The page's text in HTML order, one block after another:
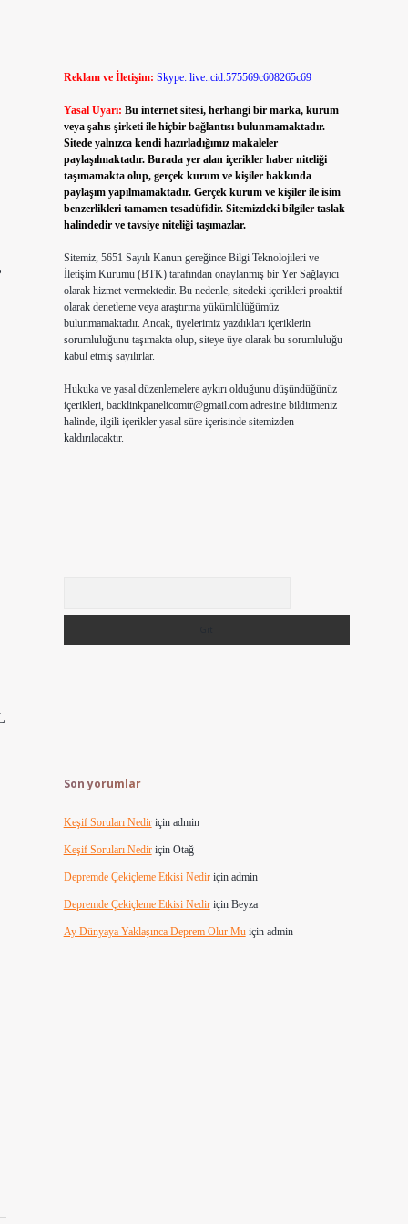
Reklam ve İletişim: Skype: live:.cid.575569c608265c69
Yasal Uyarı: Bu internet sitesi, herhangi bir marka, kurum
veya şahıs şirketi ile hiçbir bağlantısı bulunmamaktadır.
Sitede yalnızca kendi hazırladığımız makaleler
paylaşılmaktadır. Burada yer alan içerikler haber niteliği
taşımamakta olup, gerçek kurum ve kişiler hakkında
paylaşım yapılmamaktadır. Gerçek kurum ve kişiler ile isim
benzerlikleri tamamen tesadüfidir. Sitemizdeki bilgiler taslak
halindedir ve tavsiye niteliği taşımazlar.
Sitemiz, 5651 Sayılı Kanun gereğince Bilgi Teknolojileri ve
İletişim Kurumu (BTK) tarafından onaylanmış bir Yer Sağlayıcı
olarak hizmet vermektedir. Bu nedenle, sitedeki içerikleri proaktif
olarak denetleme veya araştırma yükümlülüğümüz
bulunmamaktadır. Ancak, üyelerimiz yazdıkları içeriklerin
sorumluluğunu taşımakta olup, siteye üye olarak bu sorumluluğu
kabul etmiş sayılırlar.
Hukuka ve yasal düzenlemelere aykırı olduğunu düşündüğünüz
içerikleri, backlinkpanelicomtr@gmail.comadresine bildirmeniz
halinde, ilgili içerikler yasal süre içerisinde sitemizden
kaldırılacaktır.
Son yorumlar
Keşif Soruları Nediriçin admin
Keşif Soruları Nediriçin Otağ
Depremde Çekiçleme Etkisi Nediriçin admin
Depremde Çekiçleme Etkisi Nediriçin Beyza
Ay Dünyaya Yaklaşınca Deprem Olur Muiçin admin